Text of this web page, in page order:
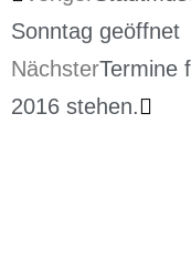
Sonntag geöffnet
NächsterTermine
2016 stehen.